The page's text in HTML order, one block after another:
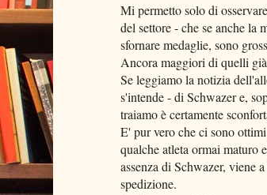
Mi permetto solo di
del settore - che se anche la
sfornare medaglie, sono
Ancora maggiori di quelli
Se leggiamo la notizia
s'intende - di Schwazer e,
traiamo è certamente
E' pur vero che ci sono
qualche atleta ormai maturo
assenza di Schwazer, viene
spedizione.